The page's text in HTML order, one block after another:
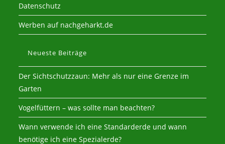
Datenschutz
Werben auf nachgeharkt.de
Neueste Beiträge
Der Sichtschutzzaun: Mehr als nur eine Grenze im
Garten
Vogelfüttern – was sollte man beachten?
Wann verwende ich eine Standarderde und wann
benötige ich eine Spezialerde?